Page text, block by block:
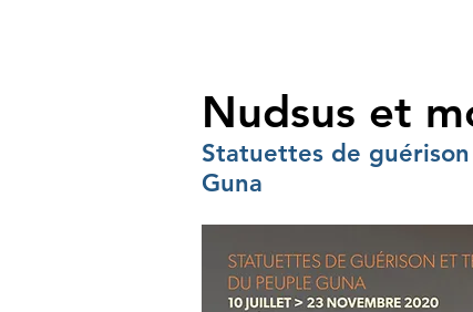
Nudsus et
Statuettes de
Guna